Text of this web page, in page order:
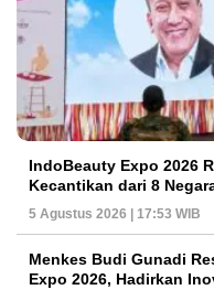
IndoBeauty Expo 2026
Kecantikan dari 8
5 Agustus 2026 | 17:53 WIB
Menkes Budi Gunadi
Expo 2026, Hadirkan